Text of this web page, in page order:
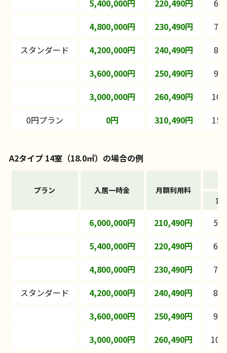
5,400,000円
220,490円
4,800,000円
230,490円
スタンダード
4,200,000円 240,490円
3,600,000円
250,490円
3,000,000円
260,490円
0円プラン
0円 310,490円
A2タイプ 14室（18.0㎡）の場合の例
プラン 入居一時金
月額利用料
家
6,000,000円 210,490円
5,400,000円
220,490円
4,800,000円
230,490円
スタンダード
4,200,000円 240,490円
3,600,000円
250,490円
3,000,000円
260,490円